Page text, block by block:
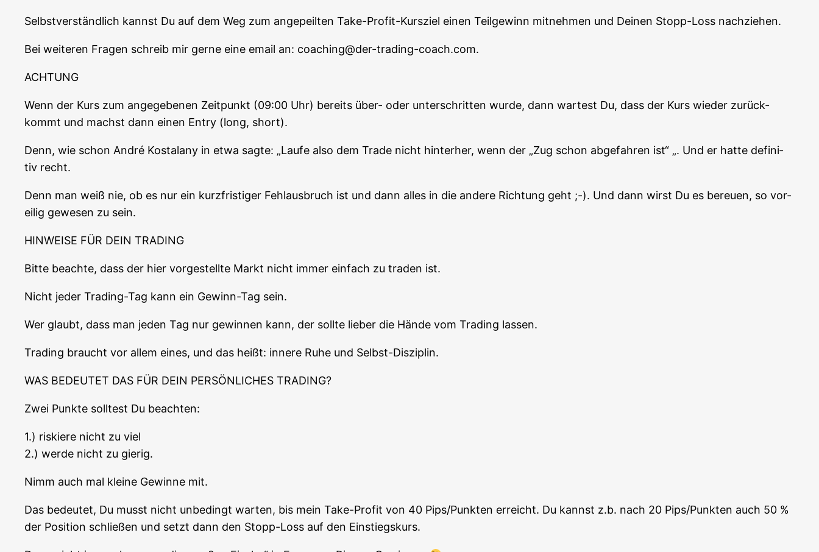
Selbst­ver­ständ­lich kannst Du auf dem Weg zum ange­peil­ten Take-Pro­fit-Kurs­ziel einen Teil­ge­winn mit­neh­men und Dei­nen Stopp-Loss nachziehen.
Bei wei­te­ren Fra­gen schreib mir ger­ne eine email an: coaching@der-trading-coach.com.
ACHTUNG
Wenn der Kurs zum ange­ge­be­nen Zeit­punkt (09:00 Uhr) bereits über- oder unter­schrit­ten wur­de, dann war­test Du, dass der Kurs wie­der zurück­
kommt und machst dann einen Ent­ry (long, short).
Denn, wie schon André Kostala­ny in etwa sag­te: „Lau­fe also dem Trade nicht hin­ter­her, wenn der „Zug schon abge­fah­ren ist“ „. Und er hat­te defi­ni­
tiv recht.
Denn man weiß nie, ob es nur ein kurz­fris­ti­ger Fehl­aus­bruch ist und dann alles in die ande­re Rich­tung geht ;-). Und dann wirst Du es bereu­en, so vor­
ei­lig gewe­sen zu sein.
HINWEISE FÜR DEIN TRADING
Bit­te beach­te, dass der hier vor­ge­stell­te Markt nicht immer ein­fach zu traden ist.
Nicht jeder Tra­ding-Tag kann ein Gewinn-Tag sein.
Wer glaubt, dass man jeden Tag nur gewin­nen kann, der soll­te lie­ber die Hän­de vom Tra­ding lassen.
Tra­ding braucht vor allem eines, und das heißt: inne­re Ruhe und Selbst-Disziplin.
WAS BEDEUTET DAS FÜR DEIN PERSÖNLICHES TRADING?
Zwei Punk­te soll­test Du beachten:
1.) ris­kie­re nicht zu viel
2.) wer­de nicht zu gierig.
Nimm auch mal klei­ne Gewin­ne mit.
Das bedeu­tet, Du musst nicht unbe­dingt war­ten, bis mein Take-Pro­fit von 40 Pips/Punkten erreicht. Du kannst z.b. nach 20 Pips/Punkten auch 50 %
der Posi­ti­on schlie­ßen und setzt dann den Stopp-Loss auf den Einstiegskurs.